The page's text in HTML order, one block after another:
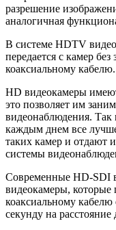
разрешение
аналогичная
В системе HDTV
передается с камер
коаксиальному кабелю.
HD видеокамеры
это позволяет им
видеонаблюдения. Так
каждым днем все
таких камер и отдают
системы
Современные HD-SDI
видеокамеры, которые
коаксиальному кабелю
секунду на расстояние